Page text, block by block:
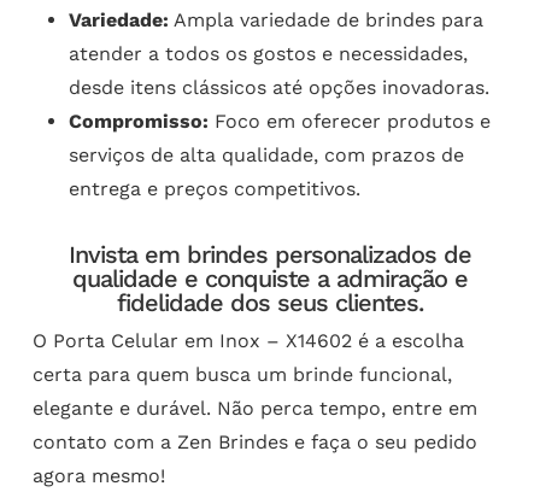
Variedade: Ampla variedade de brindes para
atender a todos os gostos e necessidades,
desde itens clássicos até opções inovadoras.
Compromisso: Foco em oferecer produtos e
serviços de alta qualidade, com prazos de
entrega e preços competitivos.
Invista em brindes personalizados de
qualidade e conquiste a admiração e
fidelidade dos seus clientes.
O Porta Celular em Inox – X14602 é a escolha
certa para quem busca um brinde funcional,
elegante e durável. Não perca tempo, entre em
contato com a Zen Brindes e faça o seu pedido
agora mesmo!